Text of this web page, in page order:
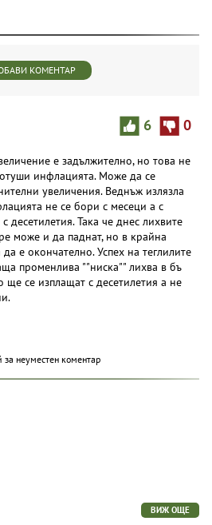
КОМЕНТАР
6 0
е задължително, но това не
инфлацията. Може да се
увеличения. Веднъж излязла
не се бори с месеци а с
десетилетия. Така че днес лихвите
може и да паднат, но в крайна
е окончателно. Успех на теглилите
променлива ""ниска"" лихва в бъ
ще се изплащат с десетилетия а не
за неуместен коментар
ВИЖ ОЩЕ